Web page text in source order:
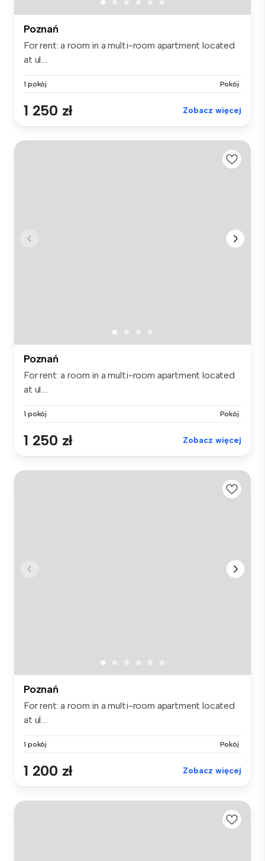
Poznań
For rent: a room in a multi-room apartment located
at ul....
1 pokój Pokój
1 250 zł Zobacz więcej
Poznań
For rent: a room in a multi-room apartment located
at ul....
1 pokój Pokój
1 250 zł Zobacz więcej
Poznań
For rent: a room in a multi-room apartment located
at ul....
1 pokój Pokój
1 200 zł Zobacz więcej